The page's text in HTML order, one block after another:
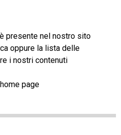
presente nel nostro sito
oppure la lista delle
i nostri contenuti
page